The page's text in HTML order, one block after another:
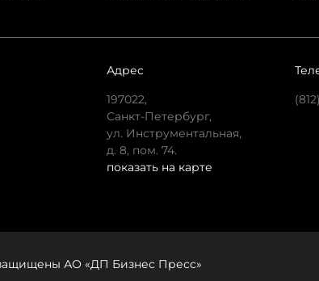
Адрес
197022,
Санкт-Петербург,
ул. Инструментальная,
д. 8, пом. 74.
показать на карте
АО «ДП Бизнес Пресс»